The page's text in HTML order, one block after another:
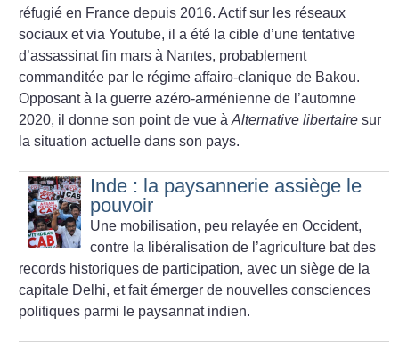
réfugié en France depuis 2016. Actif sur les réseaux
sociaux et via Youtube, il a été la cible d’une tentative
d’assassinat fin mars à Nantes, probablement
commanditée par le régime affairo-clanique de Bakou.
Opposant à la guerre azéro-arménienne de l’automne
2020, il donne son point de vue àAlternative libertaire sur
la situation actuelle dans son pays.
Inde : la paysannerie assiège le
pouvoir
Une mobilisation, peu relayée en Occident,
contre la libéralisation de l’agriculture bat des
records historiques de participation, avec un siège de la
capitale Delhi, et fait émerger de nouvelles consciences
politiques parmi le paysannat indien.